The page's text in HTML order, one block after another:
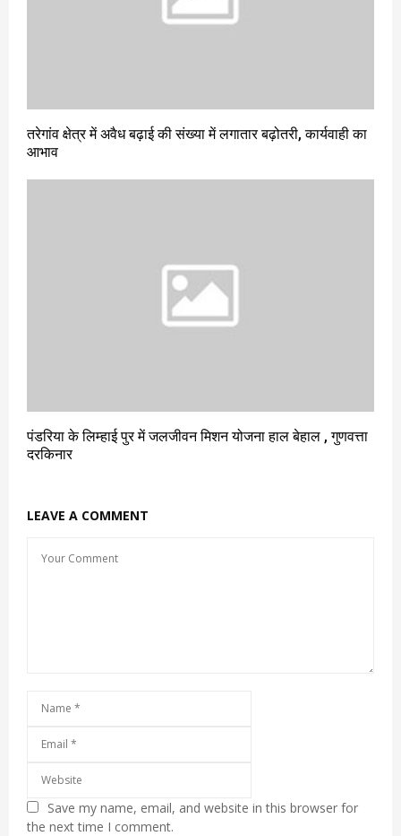
तरेगांव क्षेत्र में अवैध बढ़ाई की संख्या में लगातार बढ़ोतरी, कार्यवाही का
आभाव
पंडरिया के लिम्हाई पुर में जलजीवन मिशन योजना हाल बेहाल , गुणवत्ता
दरकिनार
LEAVE A COMMENT
Save my name, email, and website in this browser for
the next time I comment.